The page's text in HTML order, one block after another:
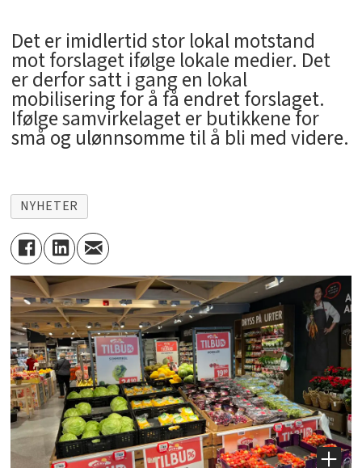
Det er imidlertid stor lokal motstand
mot forslaget ifølge lokale medier. Det
er derfor satt i gang en lokal
mobilisering for å få endret forslaget.
Ifølge samvirkelaget er butikkene for
små og ulønnsomme til å bli med videre.
NYHETER